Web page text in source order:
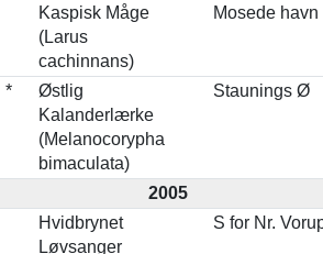
Kaspisk Måge
(Larus
cachinnans)
Mosede havn
*
Østlig
Kalanderlærke
(Melanocorypha
bimaculata)
Staunings Ø
2005
Hvidbrynet
Løvsanger
S for Nr.